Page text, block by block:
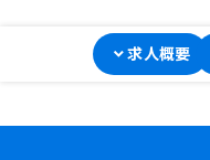
求人概要